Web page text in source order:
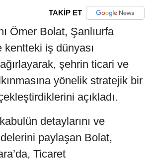
TAKİP ET
Ömer Bolat, Şanlıurfa
iş dünyası
şehrin ticari ve
yönelik stratejik bir
açıkladı.
detaylarını ve
paylaşan Bolat,
Ticaret